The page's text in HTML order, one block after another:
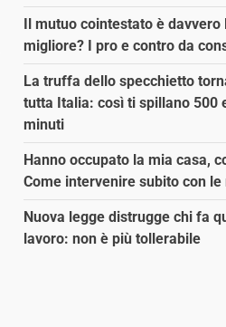
Il mutuo cointestato è davvero
migliore? I pro e contro da
La truffa dello specchietto
tutta Italia: così ti spillano 500
minuti
Hanno occupato la mia casa,
Come intervenire subito con le
Nuova legge distrugge chi fa
lavoro: non è più tollerabile